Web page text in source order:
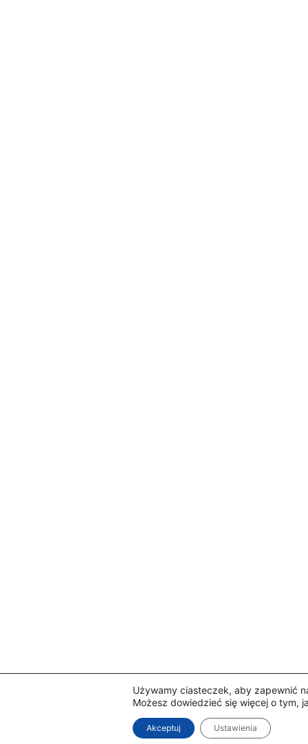
Używamy ciasteczek, aby zapewnić
Możesz dowiedzieć się więcej o tym,
Akceptuj Ustawienia